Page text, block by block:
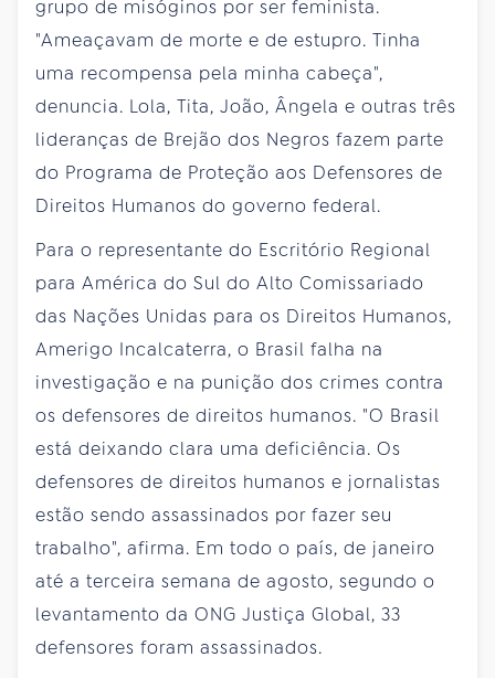
grupo de misóginos por ser feminista.
"Ameaçavam de morte e de estupro. Tinha
uma recompensa pela minha cabeça",
denuncia. Lola, Tita, João, Ângela e outras três
lideranças de Brejão dos Negros fazem parte
do Programa de Proteção aos Defensores de
Direitos Humanos do governo federal.
Para o representante do Escritório Regional
para América do Sul do Alto Comissariado
das Nações Unidas para os Direitos Humanos,
Amerigo Incalcaterra, o Brasil falha na
investigação e na punição dos crimes contra
os defensores de direitos humanos. "O Brasil
está deixando clara uma deficiência. Os
defensores de direitos humanos e jornalistas
estão sendo assassinados por fazer seu
trabalho", afirma. Em todo o país, de janeiro
até a terceira semana de agosto, segundo o
levantamento da ONG Justiça Global, 33
defensores foram assassinados.